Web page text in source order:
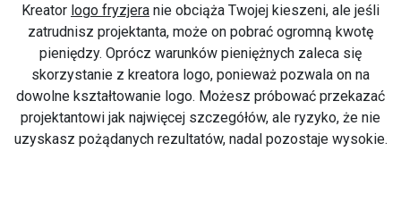
Kreator logo fryzjera nie obciąża Twojej kieszeni, ale jeśli
zatrudnisz projektanta, może on pobrać ogromną kwotę
pieniędzy. Oprócz warunków pieniężnych zaleca się
skorzystanie z kreatora logo, ponieważ pozwala on na
dowolne kształtowanie logo. Możesz próbować przekazać
projektantowi jak najwięcej szczegółów, ale ryzyko, że nie
uzyskasz pożądanych rezultatów, nadal pozostaje wysokie.